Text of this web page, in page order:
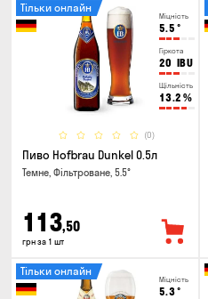
Міцність
5.5 °
Гіркота
20 IBU
Щільність
13.2 %
(0)
Тільки онлайн
Пиво Hofbrau Dunkel 0.5л
Темне, Фільтроване, 5.5°
113,50
грн за 1 шт
Міцність
5.3°
Тільки онлайн